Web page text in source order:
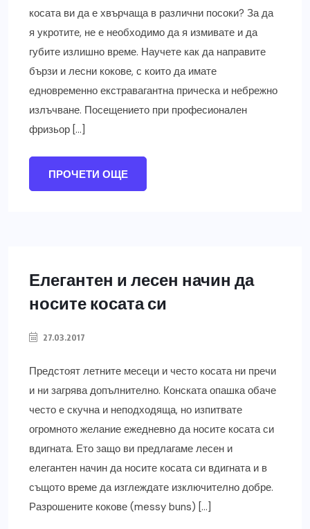
косата ви да е хвърчаща в различни посоки? За да
я укротите, не е необходимо да я измивате и да
губите излишно време. Научете как да направите
бързи и лесни кокове, с които да имате
едновременно екстравагантна прическа и небрежно
излъчване. Посещението при професионален
фризьор […]
ПРОЧЕТИ ОЩЕ
Елегантен и лесен начин да
носите косата си
27.03.2017
Предстоят летните месеци и често косата ни пречи
и ни загрява допълнително. Конската опашка обаче
често е скучна и неподходяща, но изпитвате
огромното желание ежедневно да носите косата си
вдигната. Ето защо ви предлагаме лесен и
елегантен начин да носите косата си вдигната и в
същото време да изглеждате изключително добре.
Разрошените кокове (messy buns) […]